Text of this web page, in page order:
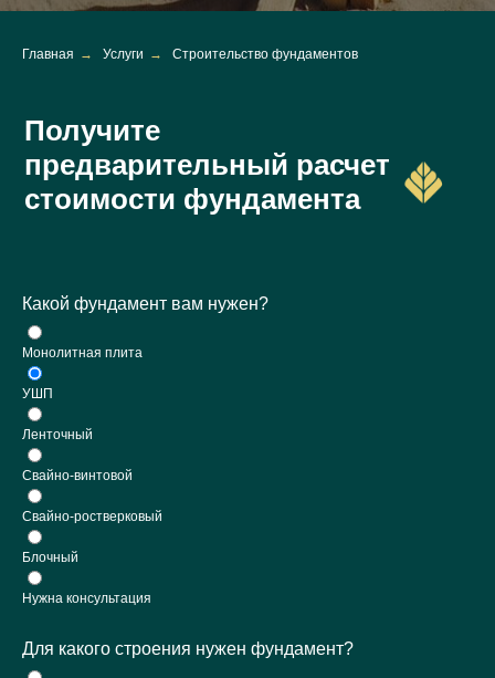
Главная → Услуги → Строительство фундаментов
Получите
предварительный расчет
стоимости фундамента
Какой фундамент вам нужен?
Монолитная плита
УШП
Ленточный
Свайно-винтовой
Свайно-ростверковый
Блочный
Нужна консультация
Для какого строения нужен фундамент?